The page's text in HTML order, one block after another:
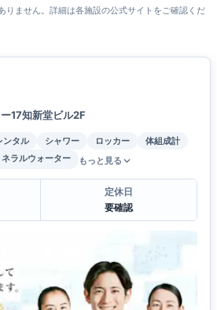
りません。詳細は各施設の公式サイトをご確認くだ
17知新堂ビル2F
ンタル シャワー ロッカー
体組成計
ネラルウォーター もっと見る
定休日
要確認